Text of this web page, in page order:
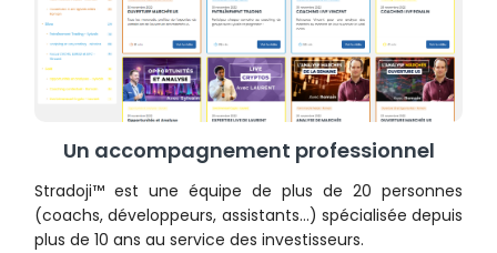
Un accompagnement professionnel
Stradoji™ est une équipe de plus de 20 personnes
(coachs, développeurs, assistants…) spécialisée depuis
plus de 10 ans au service des investisseurs.